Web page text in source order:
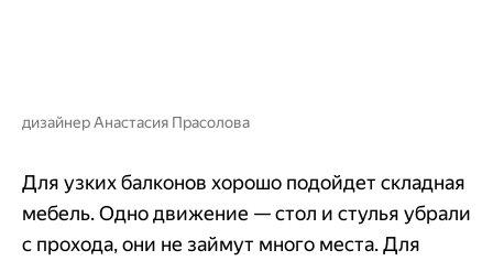
дизайнер Анастасия Прасолова
Для узких балконов хорошо подойдет складная
мебель. Одно движение — стол и стулья убрали
с прохода, они не займут много места. Для